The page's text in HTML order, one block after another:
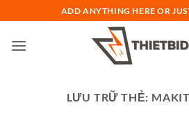
qua
nội
ADD ANYTHING HERE OR
LƯU TRỮ THẺ: